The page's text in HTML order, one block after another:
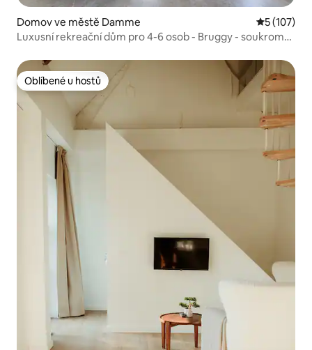
Domov ve městě Damme Průměrné
5 (107)
Luxusní rekreační dům pro 4-6 osob - Bruggy - soukromá
Oblíbené u hostů
Oblíbené u hostů